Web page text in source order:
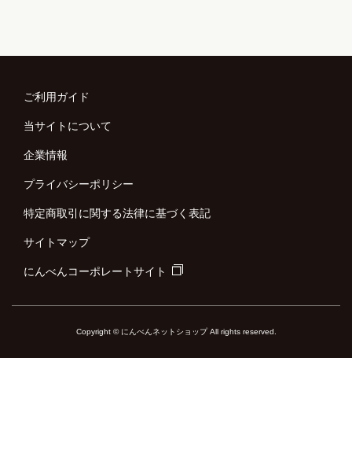
ご利用ガイド
当サイトについて
企業情報
プライバシーポリシー
特定商取引に関する法律に基づく表記
サイトマップ
にんべんコーポレートサイト
Copyright © にんべんネットショップ All rights reserved.